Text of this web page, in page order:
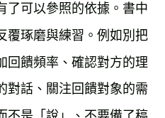
了可以參照的依據。書中
覆琢磨與練習。例如別把
回饋頻率、確認對方的理
對話、關注回饋對象的需